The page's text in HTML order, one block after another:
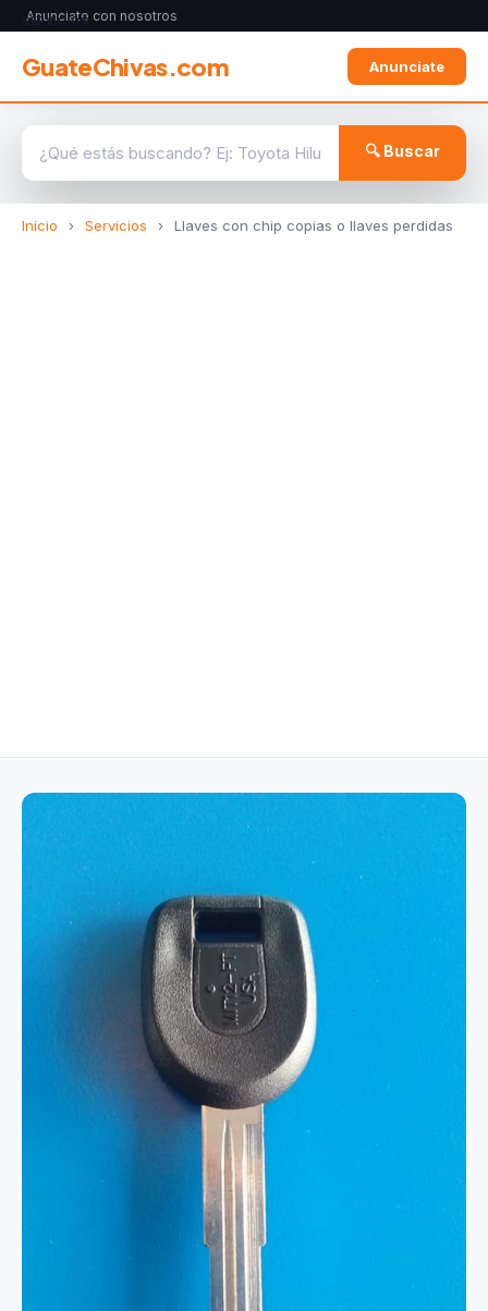
Anunciate con nosotros
GuateChivas.com Anunciate
🔍 Buscar
Inicio › Servicios › Llaves con chip copias o llaves perdidas
SERVICIOS